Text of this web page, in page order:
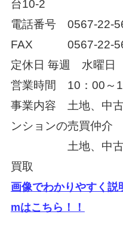
台10-2
電話番号 0567-22-
FAX
0567-22-
定休日 毎週 水曜日
営業時間 10：00～
事業内容 土地、中
ンションの売買仲介
土地、中古住宅
買取
画像でわかりやすく
mはこちら！！